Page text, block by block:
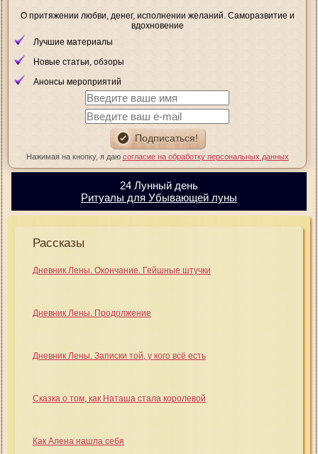
О притяжении любви, денег, исполнении желаний. Саморазвитие и
вдохновение
Лучшие материалы
Новые статьи, обзоры
Анонсы мероприятий
Нажимая на кнопку, я даю согласие на обработку персональных данных
24 Лунный день
Ритуалы для Убывающей луны
Рассказы
Дневник Лены. Окончание. Гейшные штучки
Дневник Лены. Продолжение
Дневник Лены. Записки той, у кого всё есть
Сказка о том, как Наташа стала королевой
Как Алена нашла себя